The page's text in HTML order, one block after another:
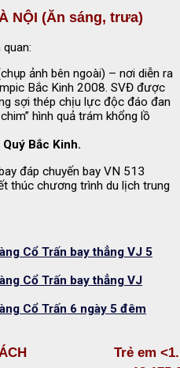
NỘI (Ăn sáng, trưa)
ảnh bên ngoài) – nơi diễn ra
Bắc Kinh 2008. SVĐ được
sợi thép chịu lực độc đáo đan
hình quả trám khổng lồ
Quý Bắc Kinh.
đáp chuyến bay VN 513
thúc chương trình du lịch trung
Cổ Trấn bay thẳng VJ 5
Cổ Trấn bay thẳng VJ
Cổ Trấn 6 ngày 5 đêm
Trẻ em